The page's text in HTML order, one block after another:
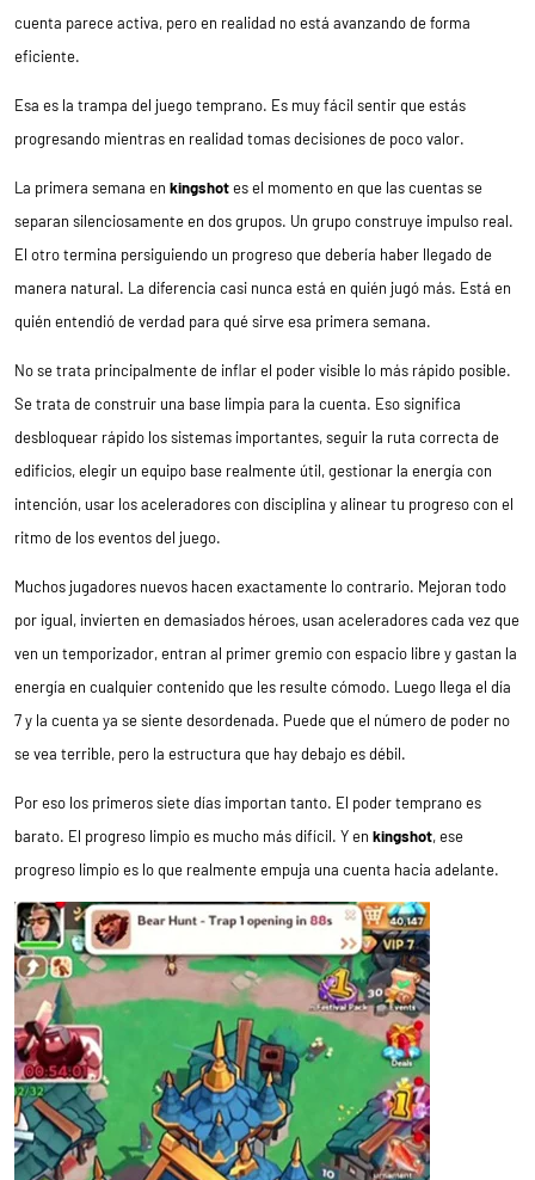
cuenta parece activa, pero en realidad no está avanzando de forma
eficiente.
Esa es la trampa del juego temprano. Es muy fácil sentir que estás
progresando mientras en realidad tomas decisiones de poco valor.
La primera semana en kingshotes el momento en que las cuentas se
separan silenciosamente en dos grupos. Un grupo construye impulso real.
El otro termina persiguiendo un progreso que debería haber llegado de
manera natural. La diferencia casi nunca está en quién jugó más. Está en
quién entendió de verdad para qué sirve esa primera semana.
No se trata principalmente de inflar el poder visible lo más rápido posible.
Se trata de construir una base limpia para la cuenta. Eso significa
desbloquear rápido los sistemas importantes, seguir la ruta correcta de
edificios, elegir un equipo base realmente útil, gestionar la energía con
intención, usar los aceleradores con disciplina y alinear tu progreso con el
ritmo de los eventos del juego.
Muchos jugadores nuevos hacen exactamente lo contrario. Mejoran todo
por igual, invierten en demasiados héroes, usan aceleradores cada vez que
ven un temporizador, entran al primer gremio con espacio libre y gastan la
energía en cualquier contenido que les resulte cómodo. Luego llega el día
7 y la cuenta ya se siente desordenada. Puede que el número de poder no
se vea terrible, pero la estructura que hay debajo es débil.
Por eso los primeros siete días importan tanto. El poder temprano es
barato. El progreso limpio es mucho más difícil. Y en kingshot, ese
progreso limpio es lo que realmente empuja una cuenta hacia adelante.